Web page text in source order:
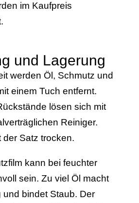
im Kaufpreis
und Lagerung
werden Öl, Schmutz und
einem Tuch entfernt.
lösen sich mit
Reiniger.
der Satz trocken.
kann bei feuchter
sein. Zu viel Öl macht
und bindet Staub. Der